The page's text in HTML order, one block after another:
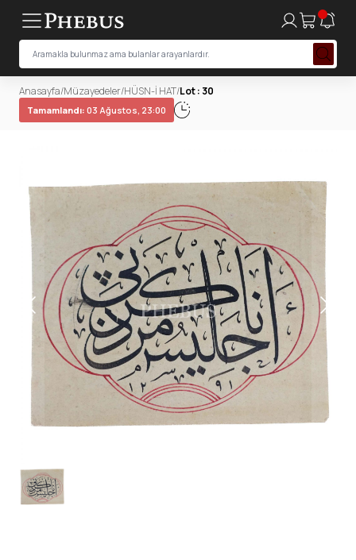
Anasayfa/Müzayedeler/HÜSN-İ HAT/Lot : 30
Tamamlandı: 03 Ağustos, 23:00